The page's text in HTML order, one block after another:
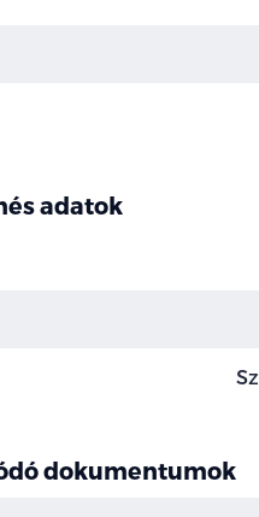
adatok
dokumentumok